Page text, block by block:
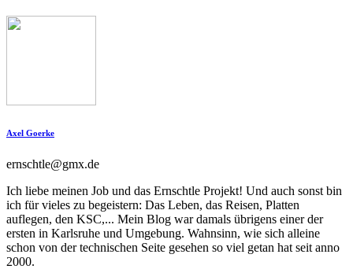
Axel Goerke
ernschtle@gmx.de
Ich liebe meinen Job und das Ernschtle Projekt! Und auch sonst bin
ich für vieles zu begeistern: Das Leben, das Reisen, Platten
auflegen, den KSC,... Mein Blog war damals übrigens einer der
ersten in Karlsruhe und Umgebung. Wahnsinn, wie sich alleine
schon von der technischen Seite gesehen so viel getan hat seit anno
2000.